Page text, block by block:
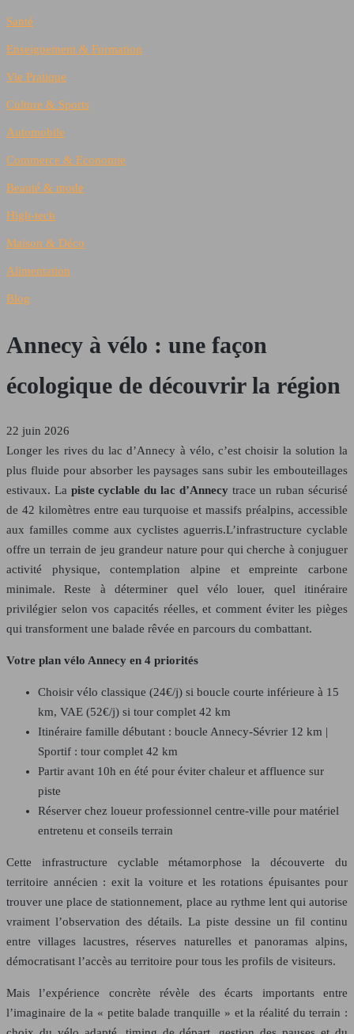
Santé
Enseignement & Formation
Vie Pratique
Culture & Sports
Automobile
Commerce & Economie
Beauté & mode
High-tech
Maison & Déco
Alimentation
Blog
Annecy à vélo : une façon
écologique de découvrir la région
22 juin 2026
Longer les rives du lac d’Annecy à vélo, c’est choisir la solution la
plus fluide pour absorber les paysages sans subir les embouteillages
estivaux. La piste cyclable du lac d’Annecytrace un ruban sécurisé
de 42 kilomètres entre eau turquoise et massifs préalpins, accessible
aux familles comme aux cyclistes aguerris.L’infrastructure cyclable
offre un terrain de jeu grandeur nature pour qui cherche à conjuguer
activité physique, contemplation alpine et empreinte carbone
minimale. Reste à déterminer quel vélo louer, quel itinéraire
privilégier selon vos capacités réelles, et comment éviter les pièges
qui transforment une balade rêvée en parcours du combattant.
Votre plan vélo Annecy en 4 priorités
Choisir vélo classique (24€/j) si boucle courte inférieure à 15
km, VAE (52€/j) si tour complet 42 km
Itinéraire famille débutant : boucle Annecy-Sévrier 12 km |
Sportif : tour complet 42 km
Partir avant 10h en été pour éviter chaleur et affluence sur
piste
Réserver chez loueur professionnel centre-ville pour matériel
entretenu et conseils terrain
Cette infrastructure cyclable métamorphose la découverte du
territoire annécien : exit la voiture et les rotations épuisantes pour
trouver une place de stationnement, place au rythme lent qui autorise
vraiment l’observation des détails. La piste dessine un fil continu
entre villages lacustres, réserves naturelles et panoramas alpins,
démocratisant l’accès au territoire pour tous les profils de visiteurs.
Mais l’expérience concrète révèle des écarts importants entre
l’imaginaire de la « petite balade tranquille » et la réalité du terrain :